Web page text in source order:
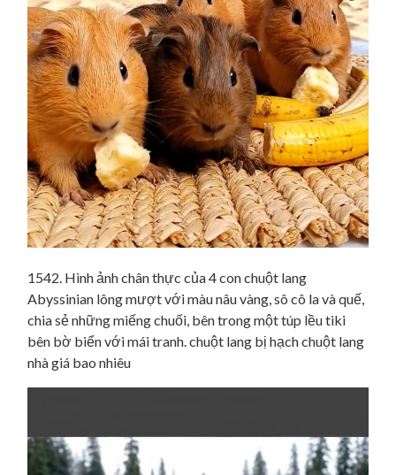
1542. Hình ảnh chân thực của 4 con chuột lang
Abyssinian lông mượt với màu nâu vàng, sô cô la và quế,
chia sẻ những miếng chuối, bên trong một túp lều tiki
bên bờ biển với mái tranh. chuột lang bị hạch chuột lang
nhà giá bao nhiêu